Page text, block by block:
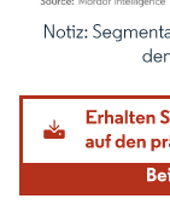
Bild © Mordor